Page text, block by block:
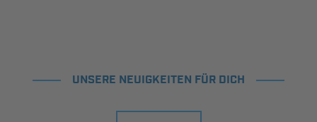
UNSERE NEUIGKEITEN FÜR DICH